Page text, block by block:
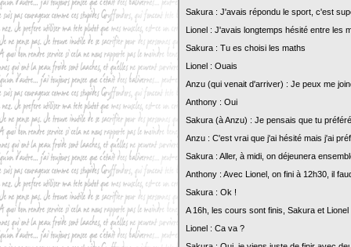
Sakura : J'avais répondu le sport, c'est
Lionel : J'avais longtemps hésité entre les
Sakura : Tu es choisi les maths
Lionel : Ouais
Anzu (qui venait d'arriver) : Je peux me
Anthony : Oui
Sakura (à Anzu) : Je pensais que tu
Anzu : C'est vrai que j'ai hésité mais j'ai
Sakura : Aller, à midi, on déjeunera
Anthony : Avec Lionel, on fini à 12h30, il
Sakura : Ok !
A 16h, les cours sont finis, Sakura et
Lionel : Ca va ?